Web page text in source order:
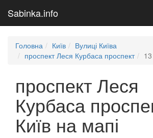
Sabinka.info
Головна Київ
Вулиці Київа
проспект Леся Курбаса проспект
13
проспект Леся
Курбаса
Київ на мапі